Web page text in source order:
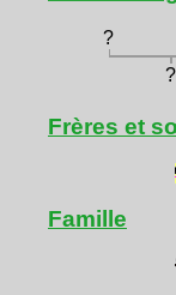
?
?
Frères et
Famille